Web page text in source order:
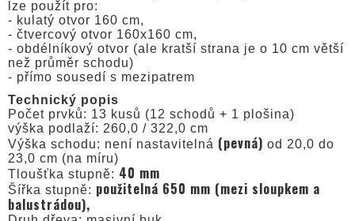
lze použít pro:
- kulatý otvor 160 cm,
- čtvercový otvor 160x160 cm,
- obdélníkový otvor (ale kratší strana je o 10 cm větší
než průměr schodu)
- přímo sousedí s mezipatrem
Technický popis
Počet prvků: 13 kusů (12 schodů + 1 plošina)
výška podlaží: 260,0 / 322,0 cm
Výška schodu: není nastavitelná (pevná) od 20,0 do
23,0 cm (na míru)
Tloušťka stupně: 40 mm
Šířka stupně: použitelná 650 mm (mezi sloupkem a
balustrádou),